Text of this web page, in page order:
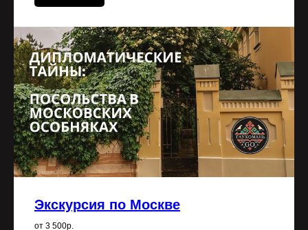
Экскурсия по Москве
от 3 500р.